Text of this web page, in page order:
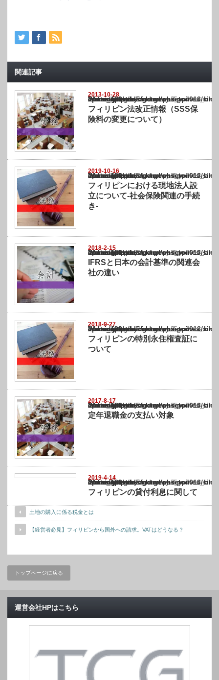
関連記事
2013-10-28
Warning
: Undefined array key "show_category" in
/home/netst/kuno-cpa.co.jp/public_html/philippines_blog/wp-content/themes/
on line183
フィリピン法改正情報（SSS保
険料の変更について）
2019-10-16
Warning
: Undefined array key "show_category" in
/home/netst/kuno-cpa.co.jp/public_html/philippines_blog/wp-content/themes/
on line183
フィリピンにおける現地法人設
立について-社会保険関連の手続
き-
2018-2-15
Warning
: Undefined array key "show_category" in
/home/netst/kuno-cpa.co.jp/public_html/philippines_blog/wp-content/themes/
on line183
IFRSと日本の会計基準の関連会
社の違い
2018-9-27
Warning
: Undefined array key "show_category" in
/home/netst/kuno-cpa.co.jp/public_html/philippines_blog/wp-content/themes/
on line183
フィリピンの特別永住権査証に
ついて
2017-8-17
Warning
: Undefined array key "show_category" in
/home/netst/kuno-cpa.co.jp/public_html/philippines_blog/wp-content/themes/
on line183
定年退職金の支払い対象
2019-4-14
Warning
: Undefined array key "show_category" in
/home/netst/kuno-cpa.co.jp/public_html/philippines_blog/wp-content/themes/
on line183
フィリピンの貸付利息に関して
土地の購入に係る税金とは
【経営者必見】フィリピンから国外への請求。VATはどうなる？
トップページに戻る
運営会社HPはこちら